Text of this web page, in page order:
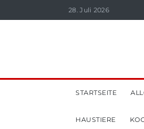
28. Juli 2026
STARTSEITE
HAUSTIERE